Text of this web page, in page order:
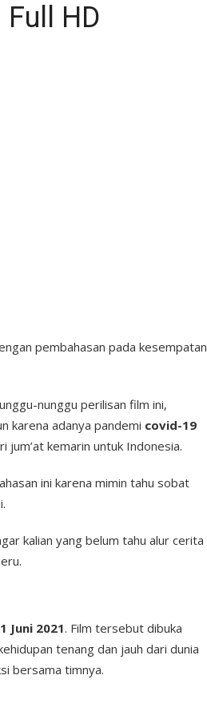
HD
pembahasan pada kesempatan
nunggu perilisan film ini,
karena adanya pandemi covid-19
jum’at kemarin untuk Indonesia.
ini karena mimin tahu sobat
kalian yang belum tahu alur cerita
Juni 2021. Film tersebut dibuka
tenang dan jauh dari dunia
bersama timnya.